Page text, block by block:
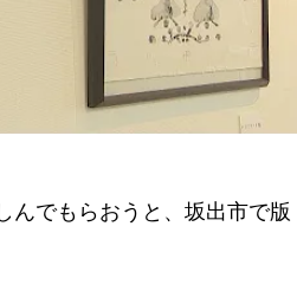
でもらおうと、坂出市で版